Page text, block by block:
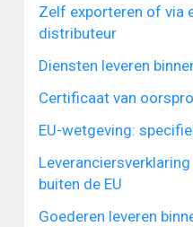
Zelf exporteren of via
distributeur
Diensten leveren
Certificaat van
EU-wetgeving:
buiten de EU
Goederen leveren